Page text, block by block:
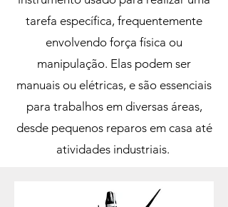
tarefa específica, frequentemente
envolvendo força física ou
manipulação. Elas podem ser
manuais ou elétricas, e são essenciais
para trabalhos em diversas áreas,
desde pequenos reparos em casa até
atividades industriais.